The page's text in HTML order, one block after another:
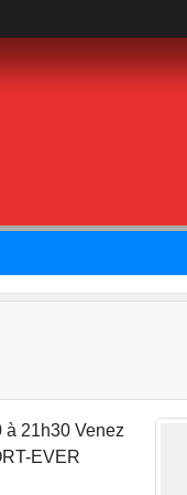
21h30 Venez
EVER